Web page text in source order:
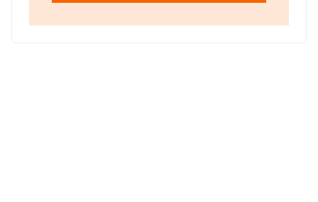
facilita el número de teléfono 958252648 y su email es